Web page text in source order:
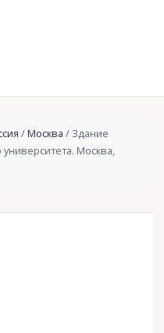
/Москва / Здание
университета. Москва,